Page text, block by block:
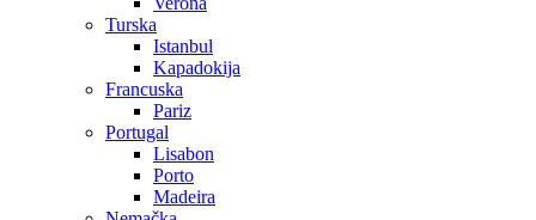
Turska
Istanbul
Kapadokija
Francuska
Pariz
Portugal
Lisabon
Porto
Madeira